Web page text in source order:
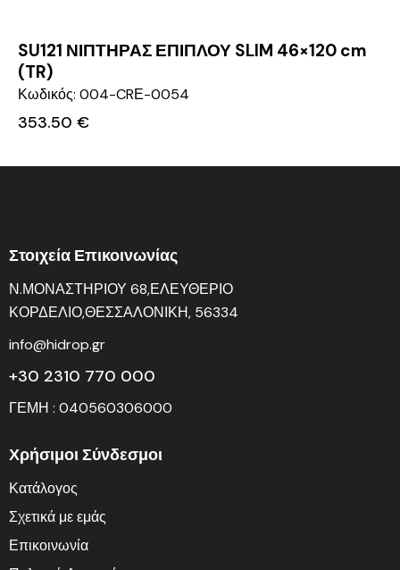
SU121 ΝΙΠΤΗΡΑΣ ΕΠΙΠΛΟΥ SLIM 46×120 cm
(TR)
Κωδικός: 004-CRΕ-0054
353.50 €
Στοιχεία Επικοινωνίας
Ν.ΜΟΝΑΣΤΗΡΙΟΥ 68,ΕΛΕΥΘΕΡΙΟ
ΚΟΡΔΕΛΙΟ,ΘΕΣΣΑΛΟΝΙΚΗ, 56334
info@hidrop.gr
+30 2310 770 000
ΓΕΜΗ : 040560306000
Χρήσιμοι Σύνδεσμοι
Κατάλογος
Σχετικά με εμάς
Επικοινωνία